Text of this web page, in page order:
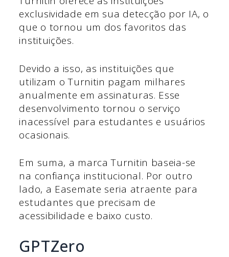
exclusividade em sua detecção por IA, o
que o tornou um dos favoritos das
instituições.
Devido a isso, as instituições que
utilizam o Turnitin pagam milhares
anualmente em assinaturas. Esse
desenvolvimento tornou o serviço
inacessível para estudantes e usuários
ocasionais.
Em suma, a marca Turnitin baseia-se
na confiança institucional. Por outro
lado, a Easemate seria atraente para
estudantes que precisam de
acessibilidade e baixo custo.
GPTZero